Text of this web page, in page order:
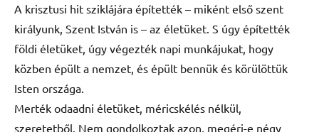
A krisztusi hit sziklájára építették – miként első szent
királyunk, Szent István is – az életüket. S úgy építették
földi életüket, úgy végezték napi munkájukat, hogy
közben épült a nemzet, és épült bennük és körülöttük
Isten országa.
Merték odaadni életüket, méricskélés nélkül,
szeretetből. Nem gondolkoztak azon, megéri-e négy